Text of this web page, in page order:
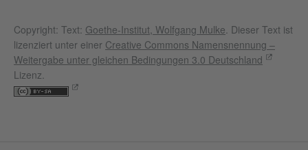
Copyright: Text: Goethe-Institut, Wolfgang Mulke. Dieser Text ist
lizenziert unter einer Creative Commons Namensnennung –
Weitergabe unter gleichen Bedingungen 3.0 Deutschland
Lizenz.